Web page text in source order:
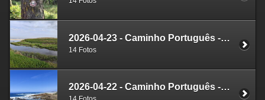
2026-04-23 - Caminho Português - Vila Chã - Aguçadoura
14 Fotos
2026-04-22 - Caminho Português - Porto - Vila Chã